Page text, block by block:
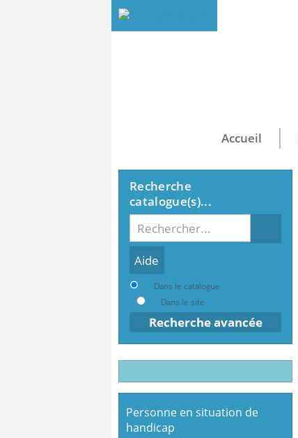
Accueil
Recherche
catalogue(s)...
Dans le catalogue
Dans le site
Recherche avancée
Personne en situation de
handicap